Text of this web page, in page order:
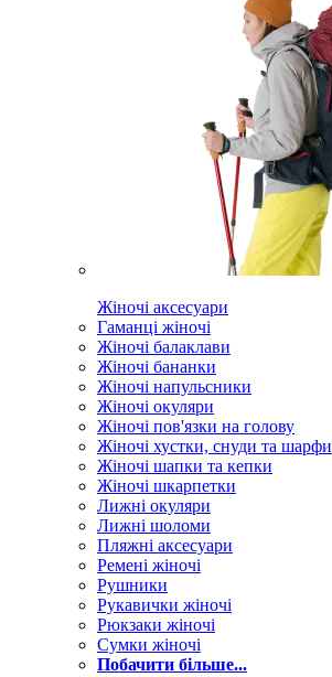
Жіночі аксесуари
Гаманці жіночі
Жіночі балаклави
Жіночі бананки
Жіночі напульсники
Жіночі окуляри
Жіночі пов'язки на голову
Жіночі хустки, снуди та шарфи
Жіночі шапки та кепки
Жіночі шкарпетки
Лижні окуляри
Лижні шоломи
Пляжні аксесуари
Ремені жіночі
Рушники
Рукавички жіночі
Рюкзаки жіночі
Сумки жіночі
Побачити більше...